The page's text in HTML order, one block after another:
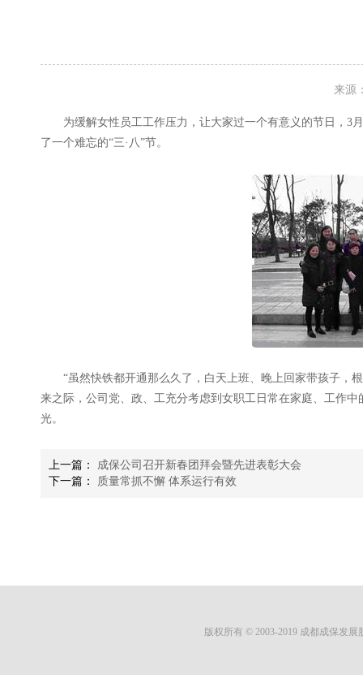
来源
为缓解女性员工工作压力，让大家过一个有意义的节日，3
了一个难忘的“三·八”节。
“虽然快铁都开通那么久了，白天上班、晚上回家带孩子，
来之际，公司党、政、工充分考虑到女职工日常在家庭、工作
光。
上一篇：
成保公司召开新春团拜会暨先进表彰大会
下一篇：
质量常抓不懈 体系运行有效
版权所有 © 2003-2019 成都成保发